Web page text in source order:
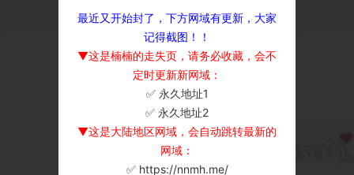
最近又开始封了，下方网域有更新，大家
记得截图！！
▼这是楠楠的走失页，请务必收藏，会不
定时更新新网域：
✅ 永久地址1
✅ 永久地址2
▼这是大陆地区网域，会自动跳转最新的
网域：
✅ https://nnmh.me/